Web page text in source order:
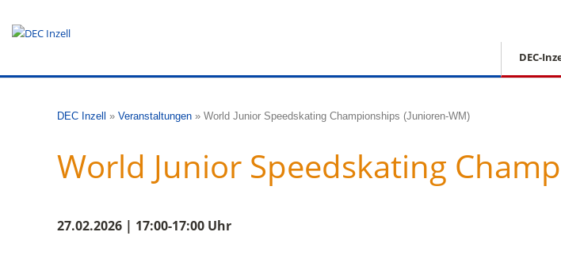
DEC-
DEC Inzell » Veranstaltungen » World Junior Speedskating Championships (Junioren-WM)
World Junior Speedskating
27.02.2026 | 17:00-17:00 Uhr